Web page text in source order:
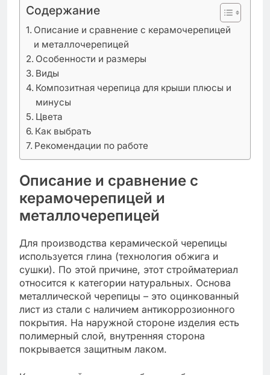
Содержание
Описание и сравнение с керамочерепицей
и металлочерепицей
Особенности и размеры
Виды
Композитная черепица для крыши плюсы и
минусы
Цвета
Как выбрать
Рекомендации по работе
Описание и сравнение с
керамочерепицей и
металлочерепицей
Для производства керамической черепицы
используется глина (технология обжига и
сушки). По этой причине, этот стройматериал
относится к категории натуральных. Основа
металлической черепицы – это оцинкованный
лист из стали с наличием антикоррозионного
покрытия. На наружной стороне изделия есть
полимерный слой, внутренняя сторона
покрывается защитным лаком.